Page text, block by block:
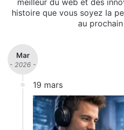
meilleur du web et des
histoire que vous soyez la
au
Mar
- 2026 -
19 mars